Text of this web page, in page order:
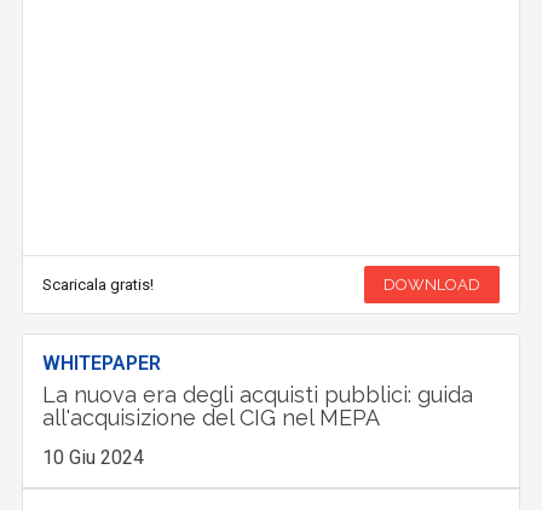
Scaricala gratis! DOWNLOAD
WHITEPAPER
La nuova era degli acquisti pubblici: guida
all'acquisizione del CIG nel MEPA
10 Giu 2024